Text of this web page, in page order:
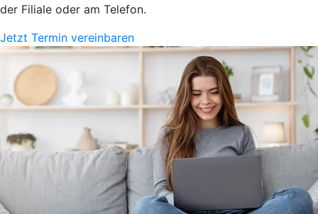
der Filiale oder am Telefon.
Jetzt Termin vereinbaren